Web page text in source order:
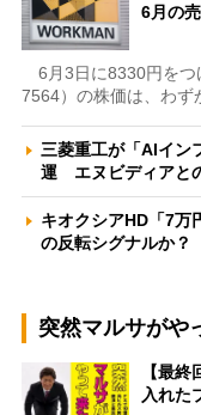
6月の
6月3日に8330円をつ
7564）の株価は、わず
三菱重工が「AIイン
運 エヌビディアと
キオクシアHD「7万
の反転シグナルか
突然マルサがや
【最
入れた